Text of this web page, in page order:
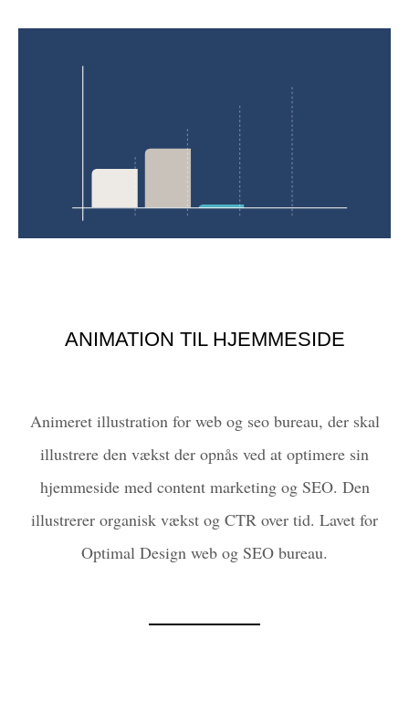
ANIMATION TIL HJEMMESIDE
Animeret illustration for web og seo bureau, der skal
illustrere den vækst der opnås ved at optimere sin
hjemmeside med content marketing og SEO. Den
illustrerer organisk vækst og CTR over tid. Lavet for
Optimal Design web og SEO bureau.